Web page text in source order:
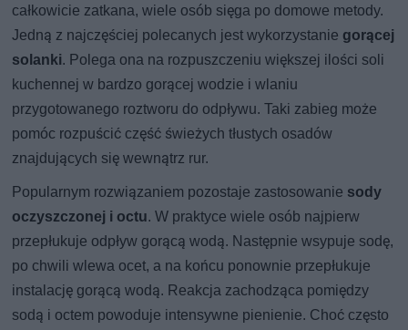
całkowicie zatkana, wiele osób sięga po domowe metody.
Jedną z najczęściej polecanych jest wykorzystanie gorącej
solanki. Polega ona na rozpuszczeniu większej ilości soli
kuchennej w bardzo gorącej wodzie i wlaniu
przygotowanego roztworu do odpływu. Taki zabieg może
pomóc rozpuścić część świeżych tłustych osadów
znajdujących się wewnątrz rur.
Popularnym rozwiązaniem pozostaje zastosowanie sody
oczyszczonej i octu. W praktyce wiele osób najpierw
przepłukuje odpływ gorącą wodą. Następnie wsypuje sodę,
po chwili wlewa ocet, a na końcu ponownie przepłukuje
instalację gorącą wodą. Reakcja zachodząca pomiędzy
sodą i octem powoduje intensywne pienienie. Choć często